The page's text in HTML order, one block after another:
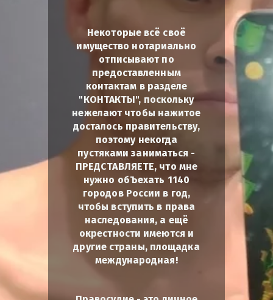
Некоторые всё своё
имущество нотариально
отписывают по
предоставленным
контактам в разделе
"КОНТАКТЫ", поскольку
нежелают чтобы нажитое
досталось правительству,
поэтому некогда
пустяками заниматься -
ПРЕДСТАВЛЯЕТЕ, что мне
нужно обЪехать 1140
городов России в год,
чтобы вступить в права
наследования, а ещё
окрестности имеются и
другие страны, площадка
международная!